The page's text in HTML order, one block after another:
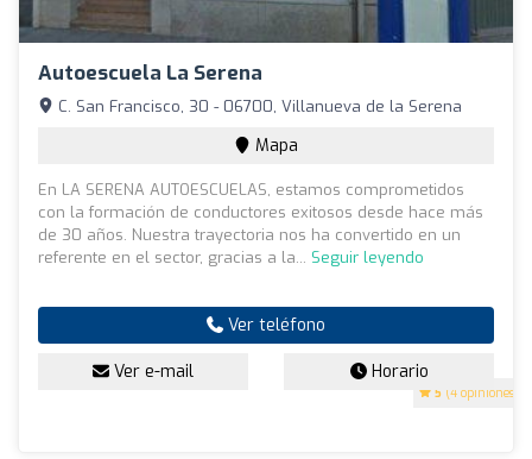
Autoescuela La Serena
5 (4 opiniones)
C. San Francisco, 30 - 06700, Villanueva de la Serena
Mapa
En LA SERENA AUTOESCUELAS, estamos comprometidos
con la formación de conductores exitosos desde hace más
de 30 años. Nuestra trayectoria nos ha convertido en un
referente en el sector, gracias a la... Seguir leyendo
Ver teléfono
Ver e-mail Horario